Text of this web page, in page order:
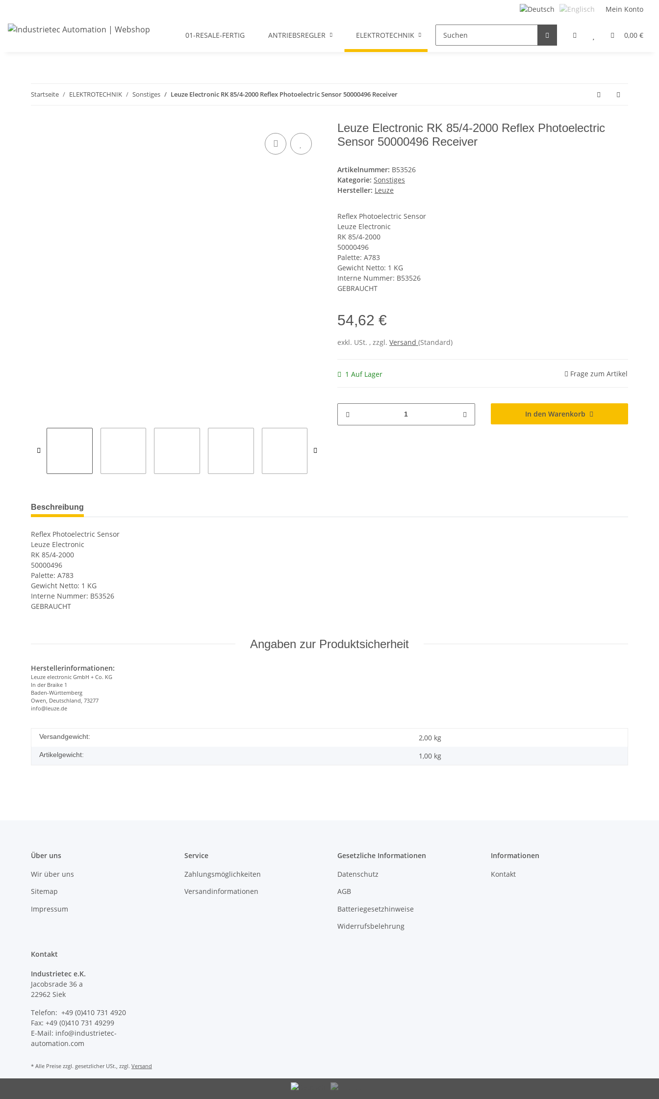
Mein Konto
0,00 €
01-RESALE-FERTIG ANTRIEBSREGLER ELEKTROTECHNIK FILTER / DROSSEL GETRIEBEMOTOREN HYDRAULIK
Startseite ELEKTROTECHNIK Sonstiges Leuze Electronic RK 85/4-2000 Reflex Photoelectric Sensor 50000496 Receiver
Leuze Electronic RK 85/4-2000 Reflex Photoelectric
Sensor 50000496 Receiver
Artikelnummer: B53526
Kategorie: Sonstiges
Hersteller: Leuze
Reflex Photoelectric Sensor
Leuze Electronic
RK 85/4-2000
50000496
Palette: A783
Gewicht Netto: 1 KG
Interne Nummer: B53526
GEBRAUCHT
54,62 €
exkl. USt. , zzgl. Versand (Standard)
1 Auf Lager Frage zum Artikel
In den Warenkorb
Beschreibung
Reflex Photoelectric Sensor
Leuze Electronic
RK 85/4-2000
50000496
Palette: A783
Gewicht Netto: 1 KG
Interne Nummer: B53526
GEBRAUCHT
Angaben zur Produktsicherheit
Herstellerinformationen:
Leuze electronic GmbH + Co. KG
In der Braike 1
Baden-Württemberg
Owen, Deutschland, 73277
info@leuze.de
Versandgewicht: 2,00 kg
Artikelgewicht: 1,00 kg
Über uns
Wir über uns
Sitemap
Impressum
Service
Zahlungsmöglichkeiten
Versandinformationen
Gesetzliche Informationen
Datenschutz
AGB
Batteriegesetzhinweise
Widerrufsbelehrung
Informationen
Kontakt
Kontakt
Industrietec e.K.
Jacobsrade 36 a
22962 Siek
Telefon: +49 (0)410 731 4920
Fax: +49 (0)410 731 49299
E-Mail: info@industrietec-
automation.com
* Alle Preise zzgl. gesetzlicher USt., zzgl. Versand